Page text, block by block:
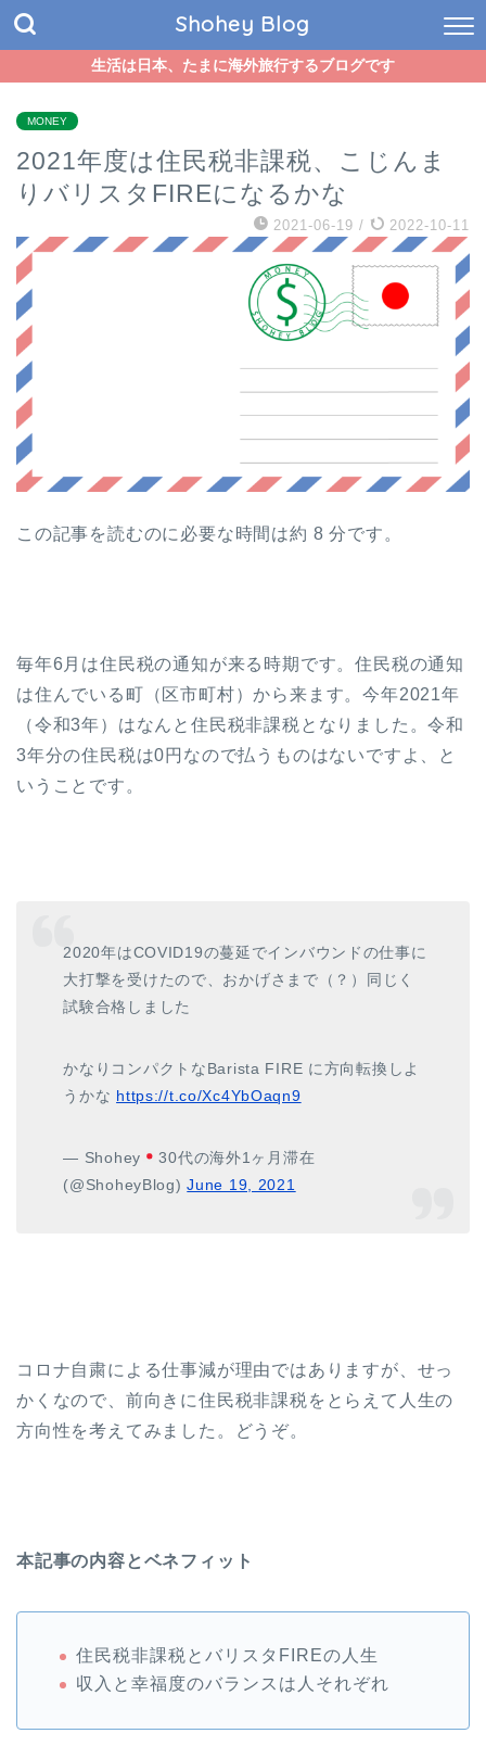
Shohey Blog
生活は日本、たまに海外旅行するブログです
MONEY
2021年度は住民税非課税、こじんま
りバリスタFIREになるかな
2021-06-19 / 2022-10-11
この記事を読むのに必要な時間は約 8 分です。
毎年6月は住民税の通知が来る時期です。住民税の通知
は住んでいる町（区市町村）から来ます。今年2021年
（令和3年）はなんと住民税非課税となりました。令和
3年分の住民税は0円なので払うものはないですよ、と
いうことです。
2020年はCOVID19の蔓延でインバウンドの仕事に
大打撃を受けたので、おかげさまで（？）同じく
試験合格しました
かなりコンパクトなBarista FIRE に方向転換しよ
うかな https://t.co/Xc4YbOaqn9
— Shohey
30代の海外1ヶ月滞在
(@ShoheyBlog)June 19, 2021
コロナ自粛による仕事減が理由ではありますが、せっ
かくなので、前向きに住民税非課税をとらえて人生の
方向性を考えてみました。どうぞ。
本記事の内容とベネフィット
住民税非課税とバリスタFIREの人生
収入と幸福度のバランスは人それぞれ